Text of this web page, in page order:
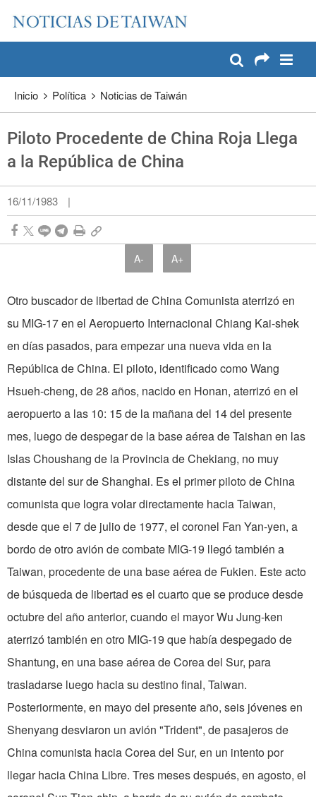
Pase a contenido principal
Inicio Política Noticias de Taiwán
Piloto Procedente de China Roja Llega
a la República de China
16/11/1983 |
A- A+
Otro buscador de libertad de China Comunista aterrizó en
su MIG-17 en el Aeropuerto Internacional Chiang Kai-shek
en días pasados, para empezar una nueva vida en la
República de China. El piloto, identificado como Wang
Hsueh-cheng, de 28 años, nacido en Honan, aterrizó en el
aeropuerto a las 10: 15 de la mañana del 14 del presente
mes, luego de despegar de la base aérea de Taishan en las
Islas Choushang de la Provincia de Chekiang, no muy
distante del sur de Shanghai. Es el primer piloto de China
comunista que logra volar directamente hacia Taiwan,
desde que el 7 de julio de 1977, el coronel Fan Yan-yen, a
bordo de otro avión de combate MIG-19 llegó también a
Taiwan, procedente de una base aérea de Fukien. Este acto
de búsqueda de libertad es el cuarto que se produce desde
octubre del año anterior, cuando el mayor Wu Jung-ken
aterrizó también en otro MIG-19 que había despegado de
Shantung, en una base aérea de Corea del Sur, para
trasladarse luego hacia su destino final, Taiwan.
Posteriormente, en mayo del presente año, seis jóvenes en
Shenyang desviaron un avión "Trident", de pasajeros de
China comunista hacia Corea del Sur, en un intento por
llegar hacia China Libre. Tres meses después, en agosto, el